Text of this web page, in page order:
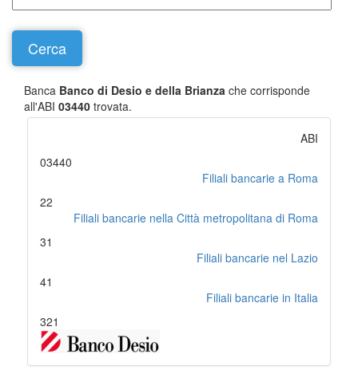
Banca Banco di Desio e della Brianza che corrisponde
all'ABI 03440 trovata.
ABI
03440
Filiali bancarie a Roma
22
Filiali bancarie nella Città metropolitana di Roma
31
Filiali bancarie nel Lazio
41
Filiali bancarie in Italia
321